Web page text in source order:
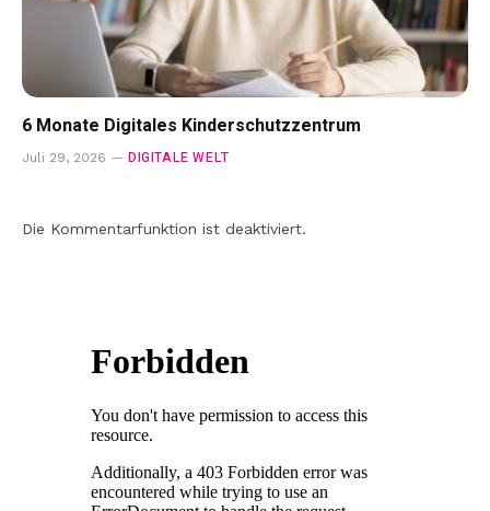
6 Monate Digitales Kinderschutzzentrum
Juli 29, 2026 DIGITALE WELT
Die Kommentarfunktion ist deaktiviert.